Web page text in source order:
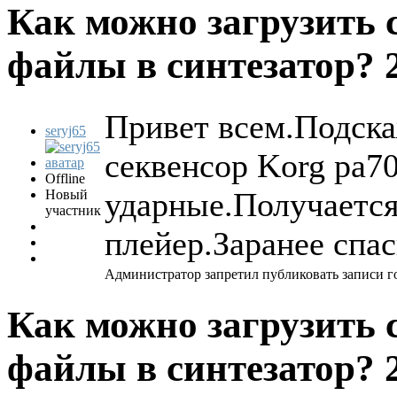
Как можно загрузить
файлы в синтезатор?
seryj65
Offline
Новый
участник
Привет
секвенсор Korg
плейер.Заранее
Администратор запретил публиковать записи
Как можно загрузить
файлы в синтезатор?